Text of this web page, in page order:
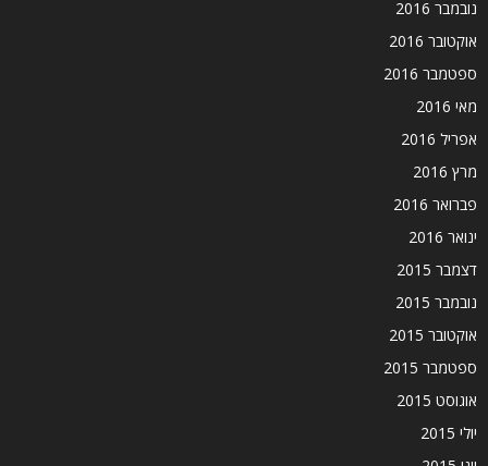
נובמבר 2016
אוקטובר 2016
ספטמבר 2016
מאי 2016
אפריל 2016
מרץ 2016
פברואר 2016
ינואר 2016
דצמבר 2015
נובמבר 2015
אוקטובר 2015
ספטמבר 2015
אוגוסט 2015
יולי 2015